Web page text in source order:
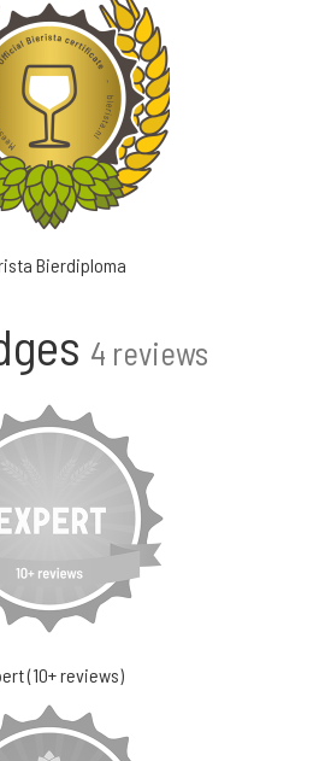
Bierdiploma
4 reviews
(10+ reviews)